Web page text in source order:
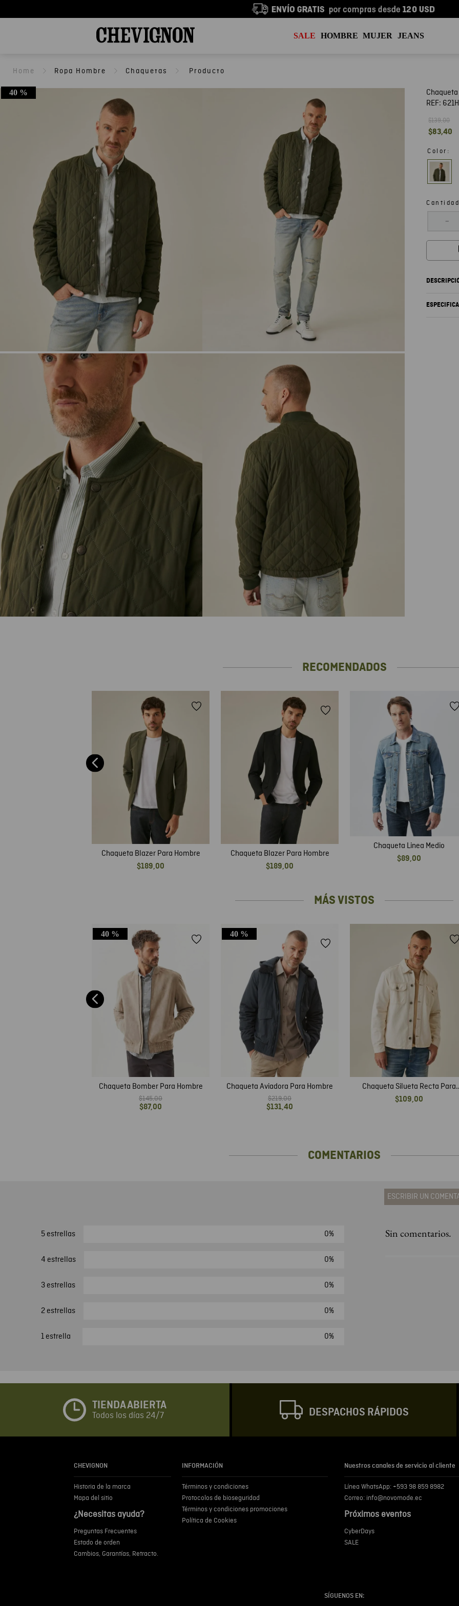
SALE HOMBRE MUJER JEANS
Ropa Hombre Chaquetas
40 %
REF:
$139,00
$83,40
Color :
Cantidad
－
RECOMENDADOS
Chaqueta Blazer Para Hombre
$189,00
Chaqueta Blazer Para Hombre
$189,00
Chaqueta Linea Medio
$89,00
MÁS VISTOS
40 %
Chaqueta Bomber Para Hombre
$145,00
$87,00
40 %
Chaqueta Aviadora Para Hombre
$219,00
$131,40
Chaqueta Silueta Recta Para
Hombre
$109,00
COMENTARIOS
5 estrellas 0%
4 estrellas 0%
3 estrellas 0%
2 estrellas 0%
1 estrella 0%
ESCRIBIR UN
Agregar
Escribir comentario
Sin comentarios.
TIENDA ABIERTA
Todos los días 24/7 DESPACHOS RÁPIDOS
CHEVIGNON
Historia de la marca
Mapa del sitio
¿Necesitas ayuda?
Preguntas Frecuentes
Estado de orden
Cambios, Garantías, Retracto.
INFORMACIÓN
Términos y condiciones
Protocolos de bioseguridad
Términos y condiciones promociones
Política de Cookies
Nuestros canales de servicio al cliente
Línea WhatsApp: +593 98 859 8982
Correo: info@novomode.ec
Próximos eventos
CyberDays
SALE
SÍGUENOS EN: